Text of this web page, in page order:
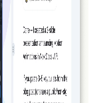
。到 v1.8 版
容进行可视化
就完成整套过
到这一点。